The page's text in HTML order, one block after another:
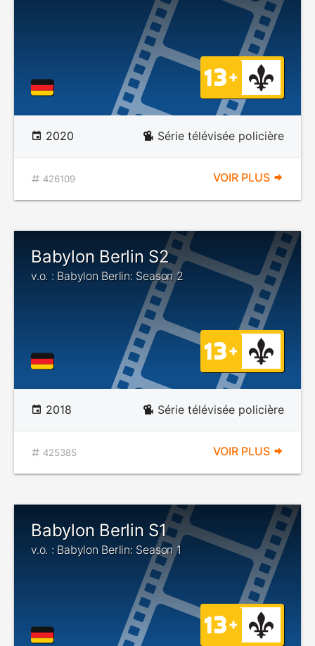
2020 Série télévisée policière
426109 VOIR PLUS
Babylon Berlin S2
v.o. : Babylon Berlin: Season 2
2018 Série télévisée policière
425385 VOIR PLUS
Babylon Berlin S1
v.o. : Babylon Berlin: Season 1